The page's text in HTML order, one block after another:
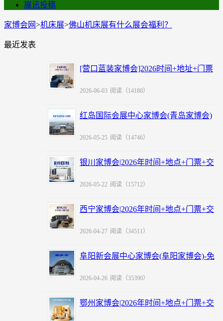
展讯投稿
家博会网>机床展>佛山机床展有什么展会福利？
最近发表
[营口蓝装家博会]2026时间+地址+门票
2026-06-03 阅读（14180）
红岛国际会展中心家博会(青岛家博会)
2026-05-25 阅读（14746）
银川家博会|2026年时间+地点+门票+交
2026-05-22 阅读（15712）
西宁家博会|2026年时间+地点+门票+交
2026-04-27 阅读（34511）
阜阳新会展中心家博会(阜阳家博会)-免
2026-04-26 阅读（35390）
鄂州家博会|2026年时间+地点+门票+交